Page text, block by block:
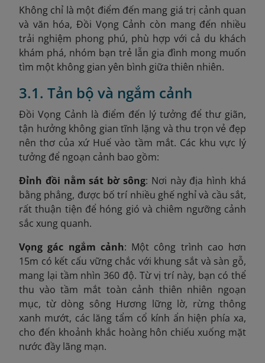
Không chỉ là một điểm đến mang giá trị cảnh quan
và văn hóa, Đồi Vọng Cảnh còn mang đến nhiều
trải nghiệm phong phú, phù hợp với cả du khách
khám phá, nhóm bạn trẻ lẫn gia đình mong muốn
tìm một không gian yên bình giữa thiên nhiên.
3.1. Tản bộ và ngắm cảnh
Đồi Vọng Cảnh là điểm đến lý tưởng để thư giãn,
tận hưởng không gian tĩnh lặng và thu trọn vẻ đẹp
nên thơ của xứ Huế vào tầm mắt. Các khu vực lý
tưởng để ngoạn cảnh bao gồm:
Đỉnh đồi nằm sát bờ sông: Nơi này địa hình khá
bằng phẳng, được bố trí nhiều ghế nghỉ và cầu sắt,
rất thuận tiện để hóng gió và chiêm ngưỡng cảnh
sắc xung quanh.
Vọng gác ngắm cảnh: Một công trình cao hơn
15m có kết cấu vững chắc với khung sắt và sàn gỗ,
mang lại tầm nhìn 360 độ. Từ vị trí này, bạn có thể
thu vào tầm mắt toàn cảnh thiên nhiên ngoạn
mục, từ dòng sông Hương lững lờ, rừng thông
xanh mướt, các lăng tẩm cổ kính ẩn hiện phía xa,
cho đến khoảnh khắc hoàng hôn chiếu xuống mặt
nước đầy lãng mạn.